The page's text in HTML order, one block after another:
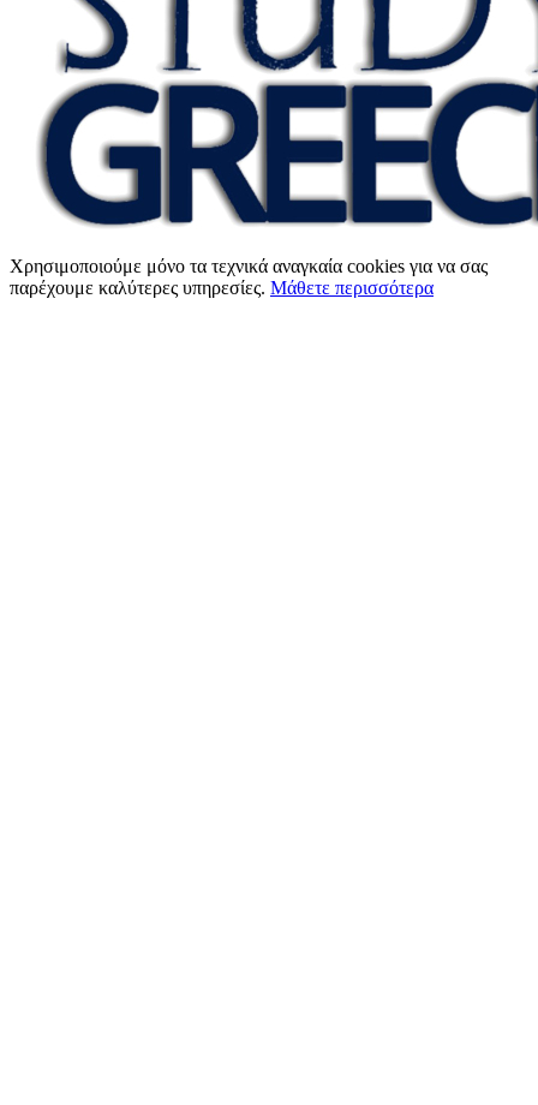
Χρησιμοποιούμε μόνο τα τεχνικά αναγκαία cookies για να σας
παρέχουμε καλύτερες υπηρεσίες. Μάθετε περισσότερα